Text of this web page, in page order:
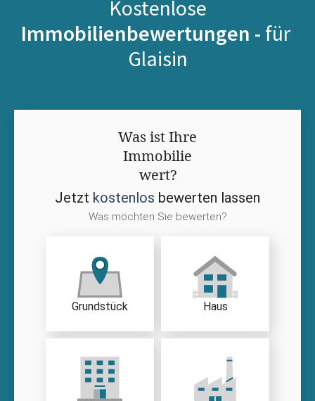
Kostenlose
Immobilienbewertungen - für
Glaisin
Was ist Ihre
Immobilie
wert?
Jetzt kostenlos bewerten lassen
Was möchten Sie bewerten?
Grundstück Haus